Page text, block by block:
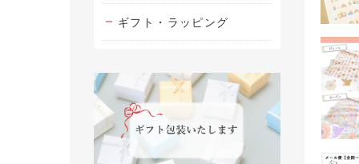
ギフト・ラッピング